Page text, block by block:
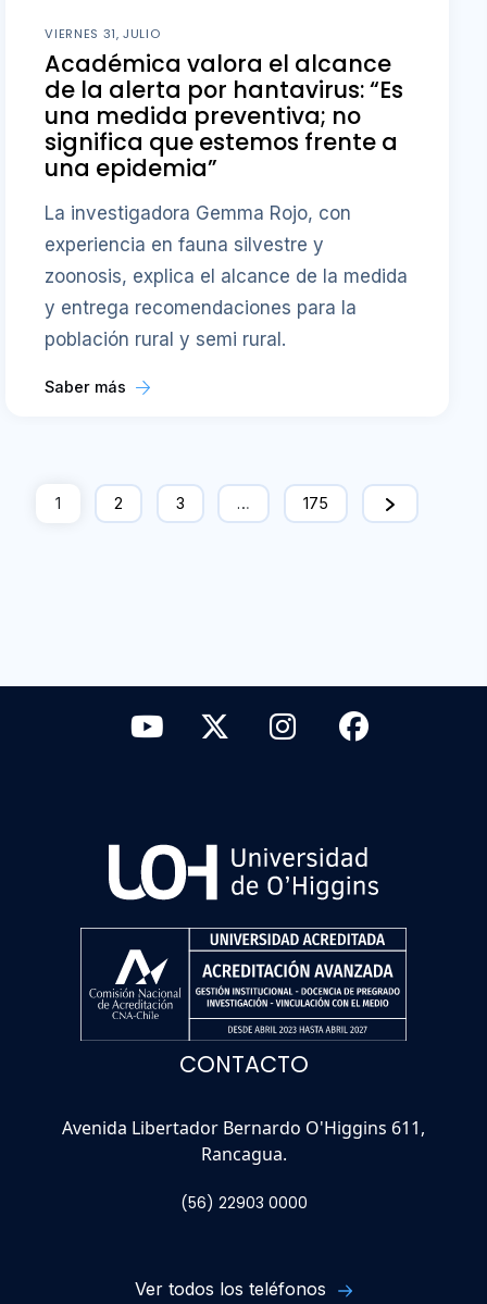
VIERNES 31, JULIO
Académica valora el alcance
de la alerta por hantavirus: “Es
una medida preventiva; no
significa que estemos frente a
una epidemia”
La investigadora Gemma Rojo, con
experiencia en fauna silvestre y
zoonosis, explica el alcance de la medida
y entrega recomendaciones para la
población rural y semi rural.
Saber más
1 2 3 … 175
CONTACTO
Avenida Libertador Bernardo O'Higgins 611,
Rancagua.
(56) 22903 0000
Ver todos los teléfonos